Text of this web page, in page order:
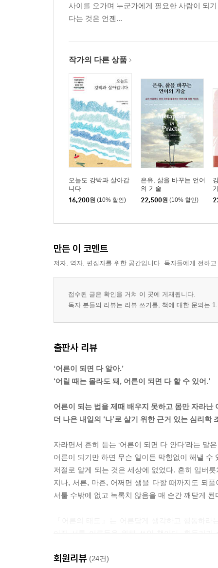
사이를 오가며 누군가에게 필요한 사람이 되
다는 것은 언젠...
작가의 다른 상품
오늘도 강박과 살아갑
니다
16,200원 (10% 할인)
은유, 삶을 바꾸는 언어
의 기술
22,500원 (10% 할인)
만든 이 코멘트
저자, 역자, 편집자를 위한 공간입니다. 독자들에게 전하
접수된 글은 확인을 거쳐 이 곳에 게재됩니다.
독자 분들의 리뷰는 리뷰 쓰기를, 책에 대한 문의는
출판사 리뷰
‘어른이 되면 다 알아.’
‘어릴 때는 몰라도 돼, 어른이 되면 다 할 수 있어.’
어른이 되는 법을 제때 배우지 못하고 몸만 자라난
더 나은 내일의 ‘나’로 살기 위한 근거 있는 심리학
자라면서 흔히 듣는 ‘어른이 되면 다 안다’라는
어른이 되기만 하면 무슨 일이든 막힘없이 해낼
저절로 알게 되는 것은 세상에 없었다. 흔히 입버
지나, 서른, 마흔, 어쩌면 생을 다할 때까지도 되풀
서툴 수밖에 없고 녹록치 않음을 매 순간 깨닫게
아직 서툰 어른들을 위해 쓰인 책이다. 휘둘리
회원리뷰 (24건)